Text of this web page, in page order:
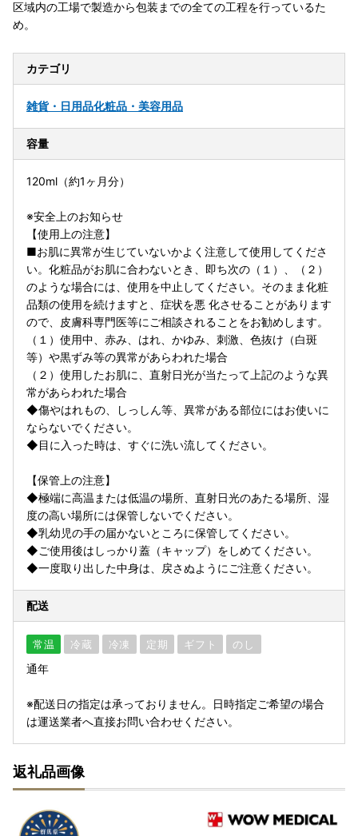
区域内の工場で製造から包装までの全ての工程を行っているた
め。
カテゴリ
雑貨・日用品化粧品・美容用品
容量
120ml（約1ヶ月分）
※安全上のお知らせ
【使用上の注意】
■お肌に異常が生じていないかよく注意して使用してくださ
い。化粧品がお肌に合わないとき、即ち次の（１）、（２）
のような場合には、使用を中止してください。そのまま化粧
品類の使用を続けますと、症状を悪 化させることがあります
ので、皮膚科専門医等にご相談されることをお勧めします。
（１）使用中、赤み、はれ、かゆみ、刺激、色抜け（白斑
等）や黒ずみ等の異常があらわれた場合
（２）使用したお肌に、直射日光が当たって上記のような異
常があらわれた場合
◆傷やはれもの、しっしん等、異常がある部位にはお使いに
ならないでください。
◆目に入った時は、すぐに洗い流してください。
【保管上の注意】
◆極端に高温または低温の場所、直射日光のあたる場所、湿
度の高い場所には保管しないでください。
◆乳幼児の手の届かないところに保管してください。
◆ご使用後はしっかり蓋（キャップ）をしめてください。
◆一度取り出した中身は、戻さぬようにご注意ください。
配送
常温 冷蔵 冷凍 定期 ギフト のし
通年
※配送日の指定は承っておりません。日時指定ご希望の場合
は運送業者へ直接お問い合わせください。
返礼品画像